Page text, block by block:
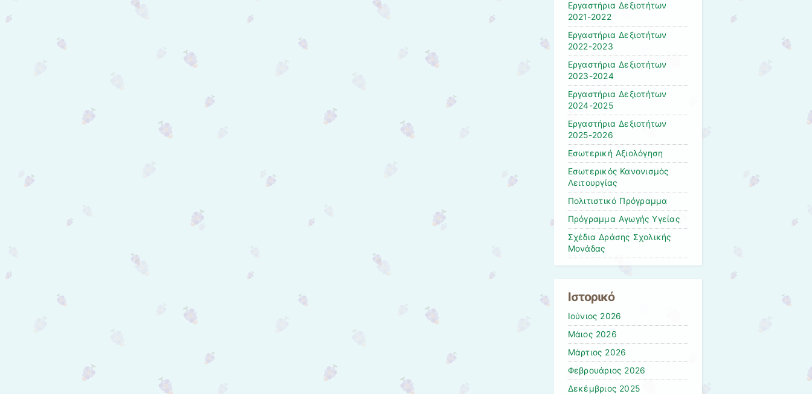
Εργαστήρια Δεξιοτήτων
2021-2022
Εργαστήρια Δεξιοτήτων
2022-2023
Εργαστήρια Δεξιοτήτων
2023-2024
Εργαστήρια Δεξιοτήτων
2024-2025
Εργαστήρια Δεξιοτήτων
2025-2026
Εσωτερική Αξιολόγηση
Εσωτερικός Κανονισμός
Λειτουργίας
Πολιτιστικό Πρόγραμμα
Πρόγραμμα Αγωγής Υγείας
Σχέδια Δράσης Σχολικής
Μονάδας
Ιστορικό
Ιούνιος 2026
Μάιος 2026
Μάρτιος 2026
Φεβρουάριος 2026
Δεκέμβριος 2025